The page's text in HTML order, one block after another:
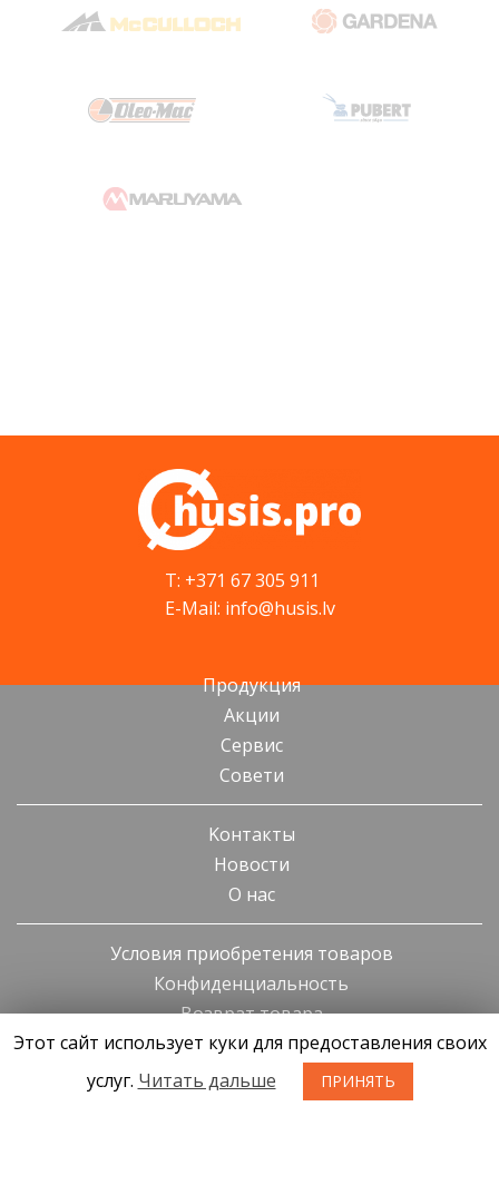
T: +371 67 305 911
E-Mail: info@husis.lv
Продукция
Акции
Cервис
Cовети
Kонтакты
Новости
О нас
Условия приобретения товаров
Конфиденциальность
Возврат товара
Этот сайт использует куки для предоставления своих
услуг. Читать дальше ПРИНЯТЬ